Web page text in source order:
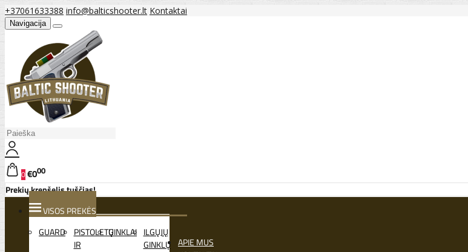
+37061633388 info@balticshooter.lt Kontaktai
Navigacija
0€000
Prekių krepšelis tuščias!
VISOS PREKĖS
GUARD
PISTOLETŲ
IR
GINKLAI ILGŲJŲ
GINKLŲ APIE MUS